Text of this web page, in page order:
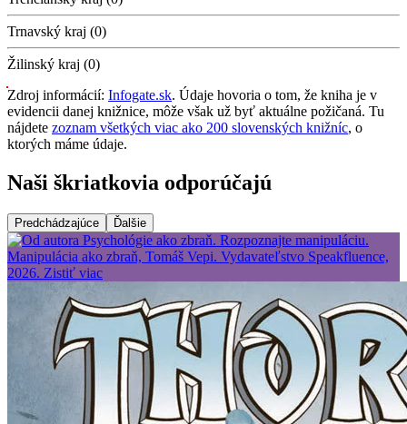
Trnavský kraj (0)
Žilinský kraj (0)
Zdroj informácií: Infogate.sk. Údaje hovoria o tom, že kniha je v
evidencii danej knižnice, môže však už byť aktuálne požičaná. Tu
nájdete zoznam všetkých viac ako 200 slovenských knižníc, o
ktorých máme údaje.
Naši škriatkovia odporúčajú
Predchádzajúce Ďalšie